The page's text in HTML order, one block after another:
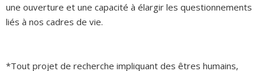
une ouverture et une capacité à élargir les questionnements
liés à nos cadres de vie.
*Tout projet de recherche impliquant des êtres humains,